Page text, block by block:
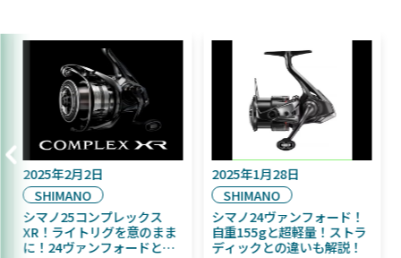
日
売予定！
／ちびふく魚
ト初心者にお
シマノ25コンプレックス
XR！ライトリグを意のまま
に！24ヴァンフォードとの
シマノ24ヴァ
自重155gと超
ディックとの